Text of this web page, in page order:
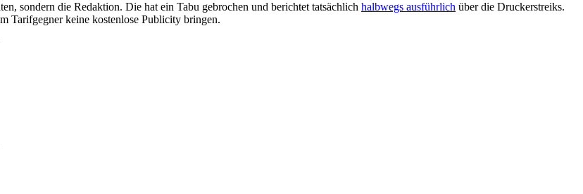
sondern die Redaktion. Die hat ein Tabu gebrochen und berichtet tatsächlich halbwegs ausführlich über die Druckerstreiks.
Tarifgegner keine kostenlose Publicity bringen.